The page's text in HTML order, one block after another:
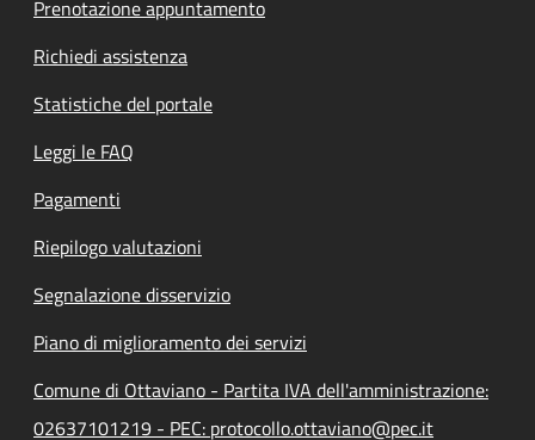
Prenotazione appuntamento
Richiedi assistenza
Statistiche del portale
Leggi le FAQ
Pagamenti
Riepilogo valutazioni
Segnalazione disservizio
Piano di miglioramento dei servizi
Comune di Ottaviano - Partita IVA dell'amministrazione:
02637101219 - PEC: protocollo.ottaviano@pec.it